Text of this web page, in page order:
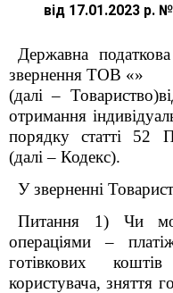
від 17.01.2023 р.
Державна
звернення ТОВ «»
(далі –
отримання
порядку статті 52
(далі – Кодекс).
У зверненні
Питання 1) Чи
операціями –
готівкових
користувача, зняття